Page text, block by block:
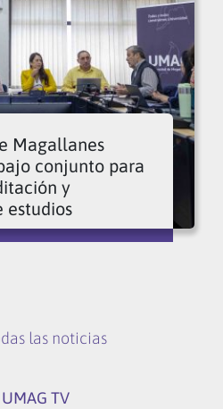
Magallanes
conjunto para
y
estudios
las noticias
UMAG TV